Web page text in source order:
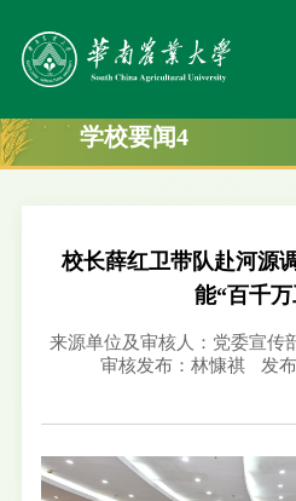
学校要闻4
校长薛红卫带队赴河源
能“百千
来源单位及审核人：党委宣传
审核发布：林慷祺
发